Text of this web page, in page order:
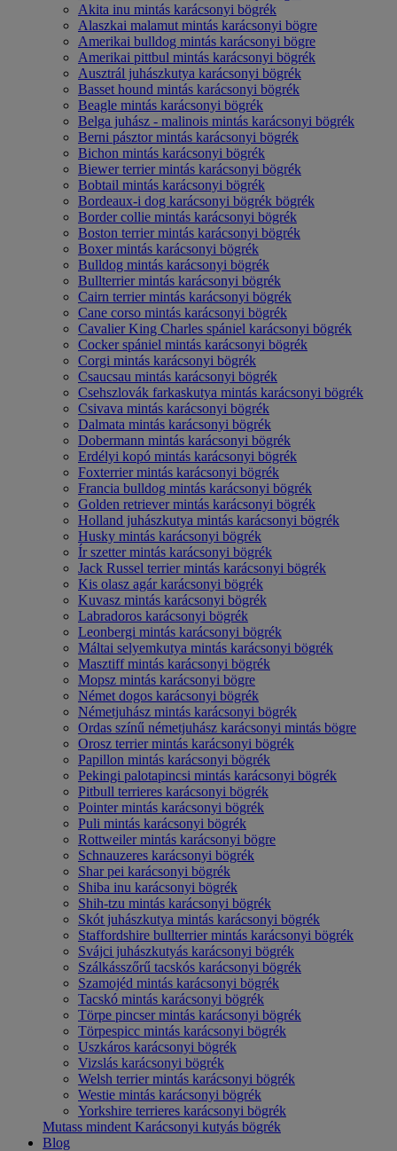
Akita inu mintás karácsonyi bögrék
Alaszkai malamut mintás karácsonyi bögre
Amerikai bulldog mintás karácsonyi bögre
Amerikai pittbul mintás karácsonyi bögrék
Ausztrál juhászkutya karácsonyi bögrék
Basset hound mintás karácsonyi bögrék
Beagle mintás karácsonyi bögrék
Belga juhász - malinois mintás karácsonyi bögrék
Berni pásztor mintás karácsonyi bögrék
Bichon mintás karácsonyi bögrék
Biewer terrier mintás karácsonyi bögrék
Bobtail mintás karácsonyi bögrék
Bordeaux-i dog karácsonyi bögrék bögrék
Border collie mintás karácsonyi bögrék
Boston terrier mintás karácsonyi bögrék
Boxer mintás karácsonyi bögrék
Bulldog mintás karácsonyi bögrék
Bullterrier mintás karácsonyi bögrék
Cairn terrier mintás karácsonyi bögrék
Cane corso mintás karácsonyi bögrék
Cavalier King Charles spániel karácsonyi bögrék
Cocker spániel mintás karácsonyi bögrék
Corgi mintás karácsonyi bögrék
Csaucsau mintás karácsonyi bögrék
Csehszlovák farkaskutya mintás karácsonyi bögrék
Csivava mintás karácsonyi bögrék
Dalmata mintás karácsonyi bögrék
Dobermann mintás karácsonyi bögrék
Erdélyi kopó mintás karácsonyi bögrék
Foxterrier mintás karácsonyi bögrék
Francia bulldog mintás karácsonyi bögrék
Golden retriever mintás karácsonyi bögrék
Holland juhászkutya mintás karácsonyi bögrék
Husky mintás karácsonyi bögrék
Ír szetter mintás karácsonyi bögrék
Jack Russel terrier mintás karácsonyi bögrék
Kis olasz agár karácsonyi bögrék
Kuvasz mintás karácsonyi bögrék
Labradoros karácsonyi bögrék
Leonbergi mintás karácsonyi bögrék
Máltai selyemkutya mintás karácsonyi bögrék
Masztiff mintás karácsonyi bögrék
Mopsz mintás karácsonyi bögre
Német dogos karácsonyi bögrék
Németjuhász mintás karácsonyi bögrék
Ordas színű németjuhász karácsonyi mintás bögre
Orosz terrier mintás karácsonyi bögrék
Papillon mintás karácsonyi bögrék
Pekingi palotapincsi mintás karácsonyi bögrék
Pitbull terrieres karácsonyi bögrék
Pointer mintás karácsonyi bögrék
Puli mintás karácsonyi bögrék
Rottweiler mintás karácsonyi bögre
Schnauzeres karácsonyi bögrék
Shar pei karácsonyi bögrék
Shiba inu karácsonyi bögrék
Shih-tzu mintás karácsonyi bögrék
Skót juhászkutya mintás karácsonyi bögrék
Staffordshire bullterrier mintás karácsonyi bögrék
Svájci juhászkutyás karácsonyi bögrék
Szálkásszőrű tacskós karácsonyi bögrék
Szamojéd mintás karácsonyi bögrék
Tacskó mintás karácsonyi bögrék
Törpe pincser mintás karácsonyi bögrék
Törpespicc mintás karácsonyi bögrék
Uszkáros karácsonyi bögrék
Vizslás karácsonyi bögrék
Welsh terrier mintás karácsonyi bögrék
Westie mintás karácsonyi bögrék
Yorkshire terrieres karácsonyi bögrék
Mutass mindent Karácsonyi kutyás bögrék
Blog